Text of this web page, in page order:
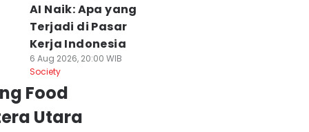
AI Naik: Apa yang
Terjadi di Pasar
Kerja Indonesia
6 Aug 2026, 20:00 WIB
Society
Food
Utara